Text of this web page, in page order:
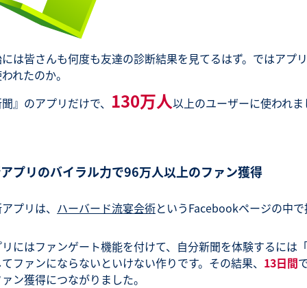
は皆さんも何度も友達の診断結果を見てるはず。ではアプ
れたのか。
』のアプリだけで、 130万人以上のユーザーに使われ
プリのバイラル力で96万人以上のファン獲得
プリは、 ハーバード流宴会術というFacebookページの中
にはファンゲート機能を付けて、自分新聞を体験するには
ファンにならないといけない作りです。その結果、 13日間
ン獲得につながりました。